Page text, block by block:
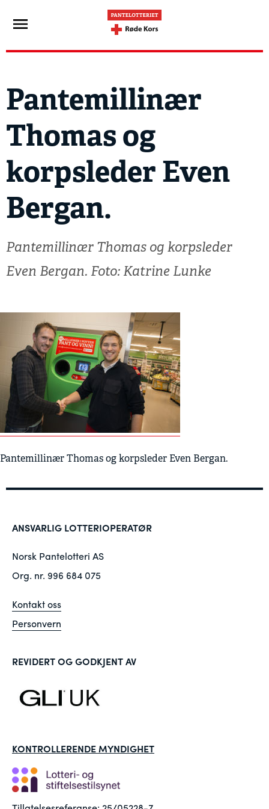
Pantemillinær
Thomas og
korpsleder Even
Bergan.
Pantemillinær Thomas og korpsleder
Even Bergan. Foto: Katrine Lunke
Pantemillinær Thomas og korpsleder Even Bergan.
ANSVARLIG LOTTERIOPERATØR
Norsk Pantelotteri AS
Org. nr. 996 684 075
Kontakt oss
Personvern
REVIDERT OG GODKJENT AV
KONTROLLERENDE MYNDIGHET